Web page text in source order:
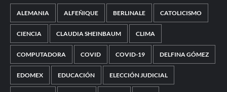
ALEMANIA ALFEÑIQUE BERLINALE CATOLICISMO
CIENCIA CLAUDIA SHEINBAUM CLIMA
COMPUTADORA COVID COVID-19 DELFINA GÓMEZ
EDOMEX EDUCACIÓN ELECCIÓN JUDICIAL